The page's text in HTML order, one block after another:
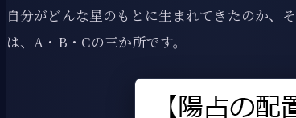
自分がどんな星のもとに生まれてきたのか、
は、A・B・Cの三か所です。